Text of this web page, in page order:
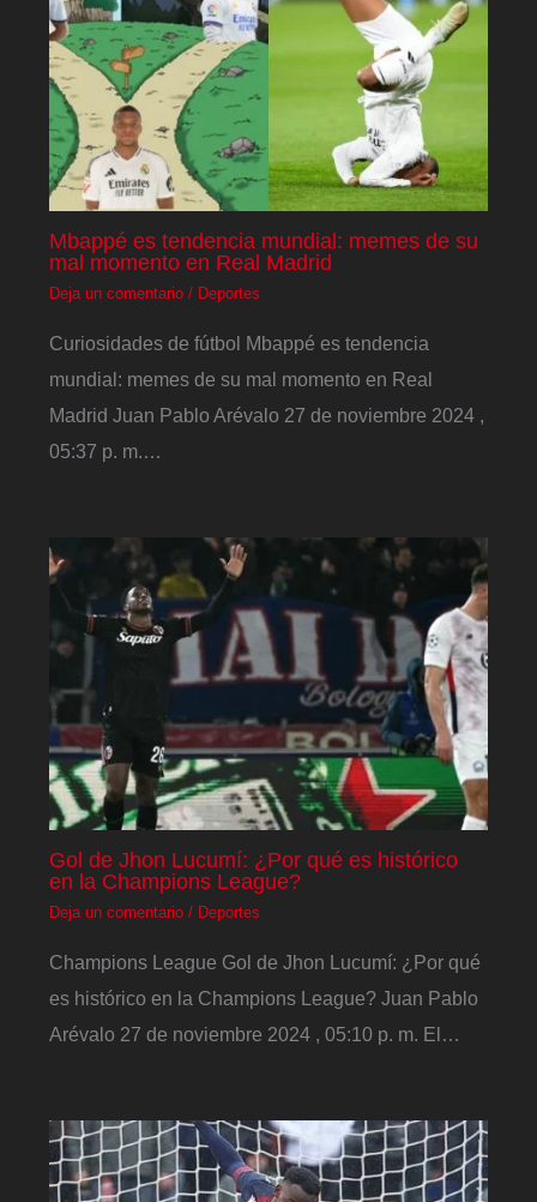
Mbappé es tendencia mundial: memes de su
mal momento en Real Madrid
Deja un comentario / Deportes
Curiosidades de fútbol Mbappé es tendencia
mundial: memes de su mal momento en Real
Madrid Juan Pablo Arévalo 27 de noviembre 2024 ,
05:37 p. m.…
Gol de Jhon Lucumí: ¿Por qué es histórico
en la Champions League?
Deja un comentario / Deportes
Champions League Gol de Jhon Lucumí: ¿Por qué
es histórico en la Champions League? Juan Pablo
Arévalo 27 de noviembre 2024 , 05:10 p. m. El…